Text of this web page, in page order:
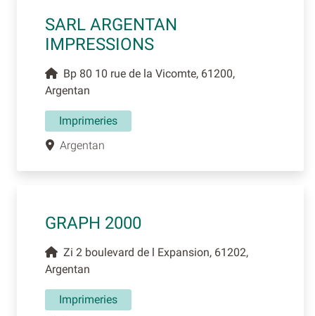
SARL ARGENTAN
IMPRESSIONS
Bp 80 10 rue de la Vicomte, 61200,
Argentan
Imprimeries
Argentan
GRAPH 2000
Zi 2 boulevard de l Expansion, 61202,
Argentan
Imprimeries